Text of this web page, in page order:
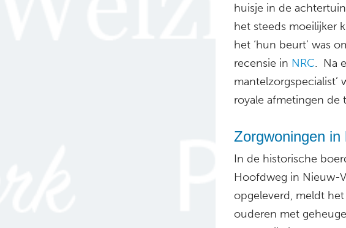
huisje in de
het steeds moeilijker
het ‘hun beurt’ was
recensie in NRC. Na
royale afmetingen de
Zorgwoningen in
In de historische
Hoofdweg in Nieuw-
opgeleverd, meldt het
ouderen met